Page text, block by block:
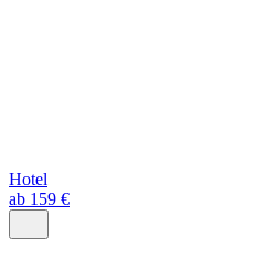
Hotel
ab 159 €